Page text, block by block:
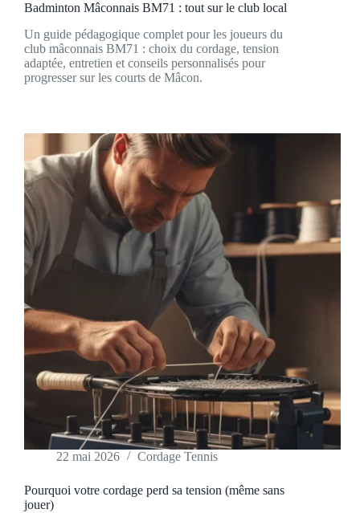
Badminton Mâconnais BM71 : tout sur le club local
Un guide pédagogique complet pour les joueurs du
club mâconnais BM71 : choix du cordage, tension
adaptée, entretien et conseils personnalisés pour
progresser sur les courts de Mâcon.
22 mai 2026 Cordage Tennis
Pourquoi votre cordage perd sa tension (même sans
jouer)